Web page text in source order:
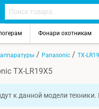
Фонари охотникам
/ Panasonic / TX-
TX-LR19X5
к данной модели